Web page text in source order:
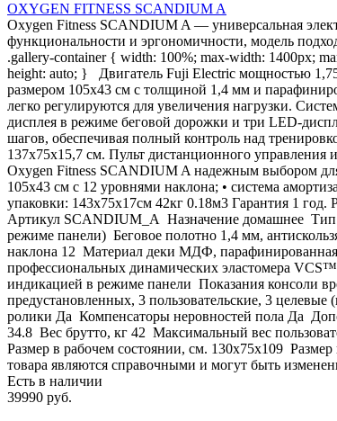
OXYGEN FITNESS SCANDIUM A
Oxygen Fitness SCANDIUM A — универсальная
функциональности и эргономичности, модель
.gallery-container { width: 100%; max-width: 1400px;
height: auto; } Двигатель Fuji Electric мощностью 1,75
размером 105х43 см с толщиной 1,4 мм и
легко регулируются для увеличения нагрузки.
дисплея в режиме беговой дорожки и три LED-
шагов, обеспечивая полный контроль над
137х75х15,7 см. Пульт дистанционного управления
Oxygen Fitness SCANDIUM A надежным выбором
105х43 см с 12 уровнями наклона; • система
упаковки: 143х75х17см 42кг 0.18м3 Гарантия 1
Артикул SCANDIUM_A Назначение домашнее Тип
режиме панели) Беговое полотно 1,4 мм,
наклона 12 Материал деки МДФ,
профессиональных динамических эластомера
индикацией в режиме панели Показания консоли
предустановленных, 3 пользовательские, 3
ролики Да Компенсаторы неровностей пола Да
34.8 Вес брутто, кг 42 Максимальный вес
Размер в рабочем состоянии, см. 130х75x109
товара являются справочными и могут быть
Есть в наличии
39990 руб.